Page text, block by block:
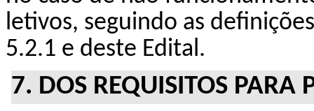
letivos, seguindo as
5.2.1 e deste Edital.
7. DOS REQUISITOS PARA